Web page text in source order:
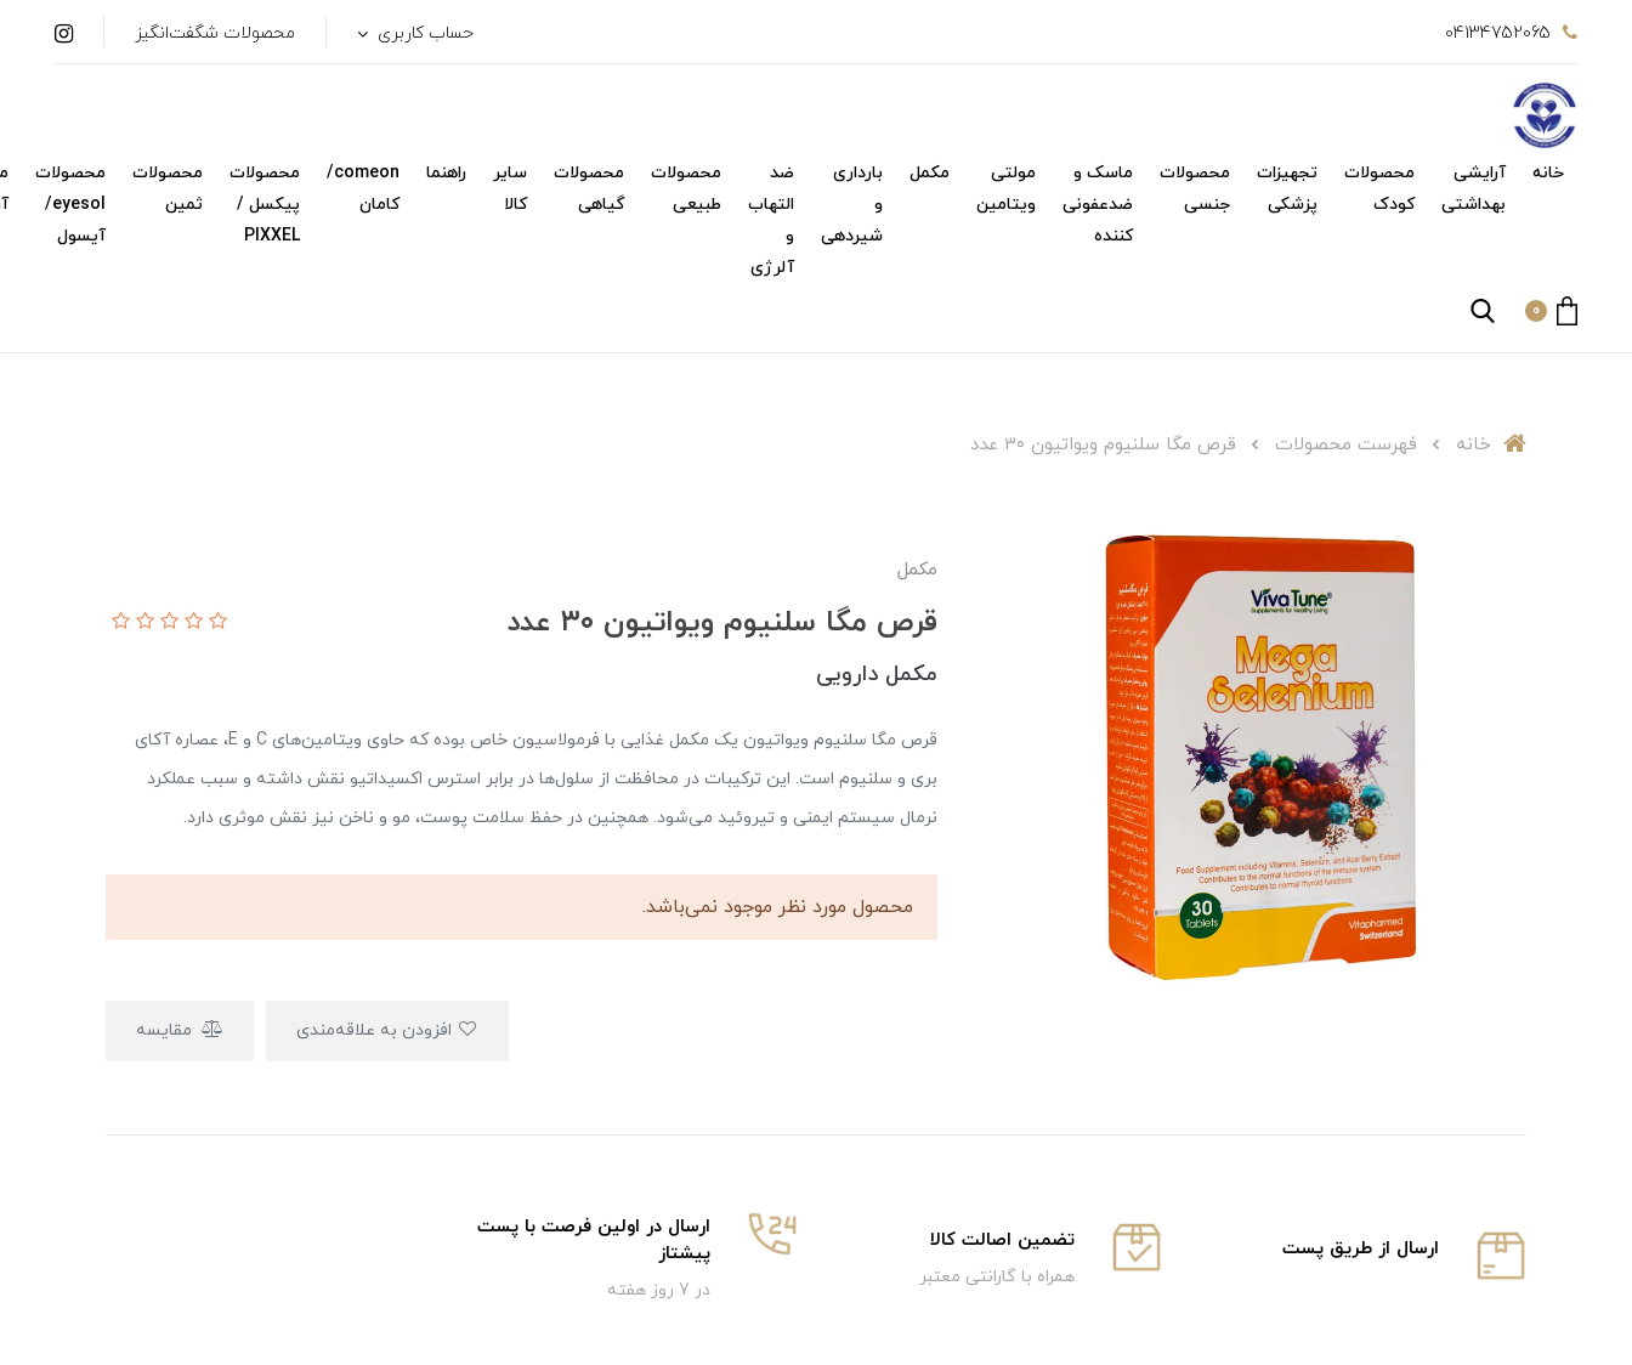
04134752065 حساب کاربری محصولات شگفت‌انگیز
خانه
آرایشی
بهداشتی
محصولات
کودک
تجهیزات
پزشکی
محصولات
جنسی
ماسک و
ضدعفونی
کننده
مولتی
ویتامین
مکمل
بارداری
و
شیردهی
ضد
التهاب
و
آلرژی
محصولات
طبیعی
محصولات
گیاهی
سایر
کالا
راهنما
comeon/
کامان
محصولات
پیکسل /
PIXXEL
محصولات
ثمین
محصولات
eyesol/
آیسول
0
خانه فهرست محصولات قرص مگا سلنیوم ویواتیون ۳۰ عدد
مکمل
قرص مگا سلنیوم ویواتیون ۳۰ عدد
مکمل دارویی
قرص مگا سلنیوم ویواتیون یک مکمل غذایی با فرمولاسیون خاص بوده که حاوی ویتامین‌های C و E، عصاره آکای
بری و سلنیوم است. این ترکیبات در محافظت از سلول‌ها در برابر استرس اکسیداتیو نقش داشته و سبب عملکرد
نرمال سیستم ایمنی و تیروئید می‌شود. همچنین در حفظ سلامت پوست، مو و ناخن نیز نقش موثری دارد.
محصول مورد نظر موجود نمی‌باشد.
مقایسه
ارسال از طریق پست تضمین اصالت کالا
همراه با گارانتی معتبر
ارسال در اولین فرصت با پست
پیشتاز
در 7 روز هفته